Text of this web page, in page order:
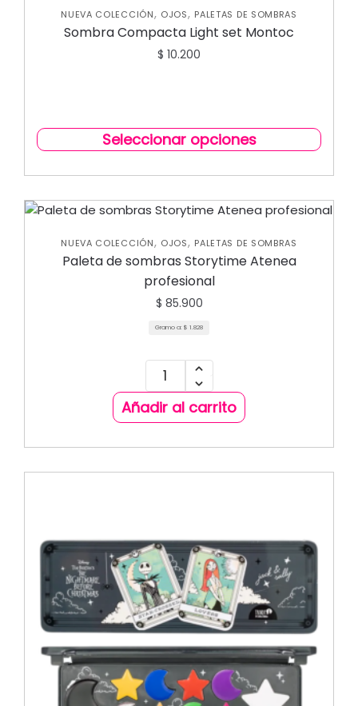
NUEVA COLECCIÓN, OJOS, PALETAS DE SOMBRAS
Sombra Compacta Light set Montoc
$ 10.200
Seleccionar opciones
NUEVA COLECCIÓN, OJOS, PALETAS DE SOMBRAS
Paleta de sombras Storytime Atenea
profesional
$ 85.900
Gramo a: $ 1.828
Añadir al carrito